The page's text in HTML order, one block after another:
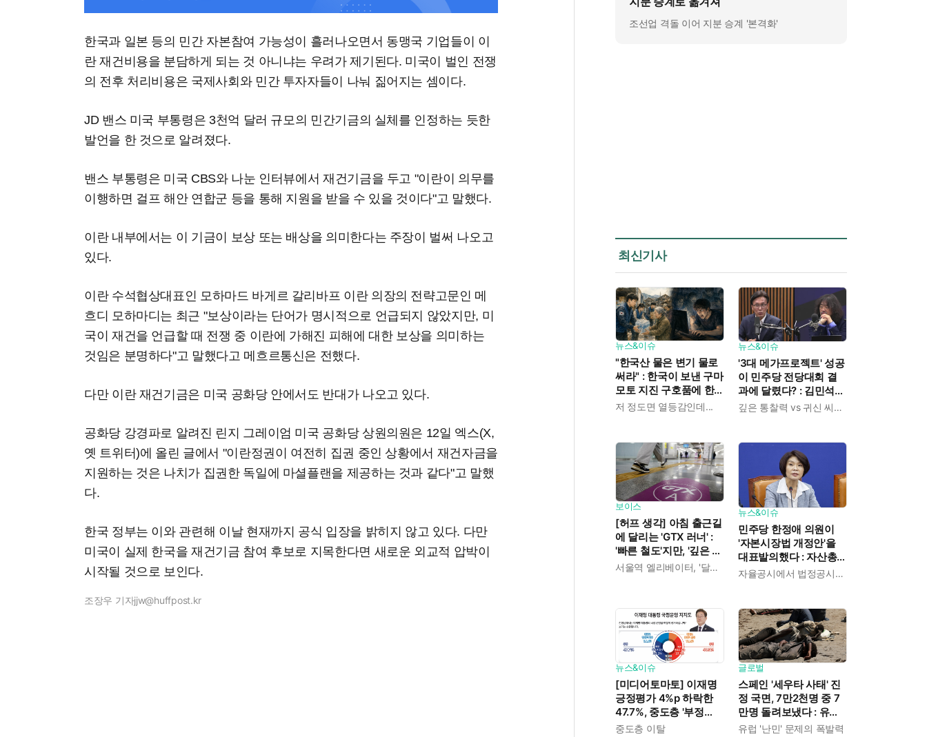
한국과 일본 등의 민간 자본참여 가능성이 흘러나오면서 동맹국 기업들이 이
란 재건비용을 분담하게 되는 것 아니냐는 우려가 제기된다. 미국이 벌인 전쟁
의 전후 처리비용은 국제사회와 민간 투자자들이 나눠 짊어지는 셈이다.
JD 밴스 미국 부통령은 3천억 달러 규모의 민간기금의 실체를 인정하는 듯한
발언을 한 것으로 알려졌다.
밴스 부통령은 미국 CBS와 나눈 인터뷰에서 재건기금을 두고 "이란이 의무를
이행하면 걸프 해안 연합군 등을 통해 지원을 받을 수 있을 것이다"고 말했다.
이란 내부에서는 이 기금이 보상 또는 배상을 의미한다는 주장이 벌써 나오고
있다.
이란 수석협상대표인 모하마드 바게르 갈리바프 이란 의장의 전략고문인 메
흐디 모하마디는 최근 "보상이라는 단어가 명시적으로 언급되지 않았지만, 미
국이 재건을 언급할 때 전쟁 중 이란에 가해진 피해에 대한 보상을 의미하는
것임은 분명하다"고 말했다고 메흐르통신은 전했다.
다만 이란 재건기금은 미국 공화당 안에서도 반대가 나오고 있다.
공화당 강경파로 알려진 린지 그레이엄 미국 공화당 상원의원은 12일 엑스(X,
옛 트위터)에 올린 글에서 "이란정권이 여전히 집권 중인 상황에서 재건자금을
지원하는 것은 나치가 집권한 독일에 마셜플랜을 제공하는 것과 같다"고 말했
다.
한국 정부는 이와 관련해 이날 현재까지 공식 입장을 밝히지 않고 있다. 다만
미국이 실제 한국을 재건기금 참여 후보로 지목한다면 새로운 외교적 압박이
시작될 것으로 보인다.
조장우 기자jjw@huffpost.kr
조선업 격돌 이어 지분 승계 '본격화'
최신기사
뉴스&이슈
"한국산 물은 변기 물로
써라" : 한국이 보낸 구마
모토 지진 구호품에 한
일본인이 보인 반응
저 정도면 열등감인데...
뉴스&이슈
'3대 메가프로젝트' 성공
이 민주당 전당대회 결
과에 달렸다? : 김민석
"당대표에 따라 흔들리깊은 통찰력 vs 귀신 씨나락
보이스
[허프 생각] 아침 출근길
에 달리는 'GTX 러너' :
'빠른 철도'지만, '깊은 철
도'라 아침마다 뛰게 된서울역 엘리베이터, '달랑' 2대
뉴스&이슈
민주당 한정애 의원이
'자본시장법 개정안'을
대표발의했다 : 자산총
액 10조 이상 상장기업자율공시에서 법정공시로 전환
뉴스&이슈
[미디어토마토] 이재명
긍정평가 4%p 하락한
47.7%, 중도층 '부정
49.7% vs 긍정 42.9%'
중도층 이탈
글로벌
스페인 '세우타 사태' 진
정 국면, 7만2천명 중 7
만명 돌려보냈다 : 유럽
연합 "만족스럽게 대처"
유럽 '난민' 문제의 폭발력